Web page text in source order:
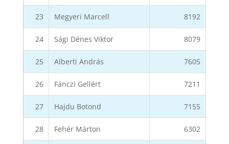
23 Megyeri Marcell 8192
24 Sági Dénes Viktor 8079
25 Alberti András 7605
26 Fánczi Gellért 7211
27 Hajdu Botond 7155
28 Fehér Márton 6302